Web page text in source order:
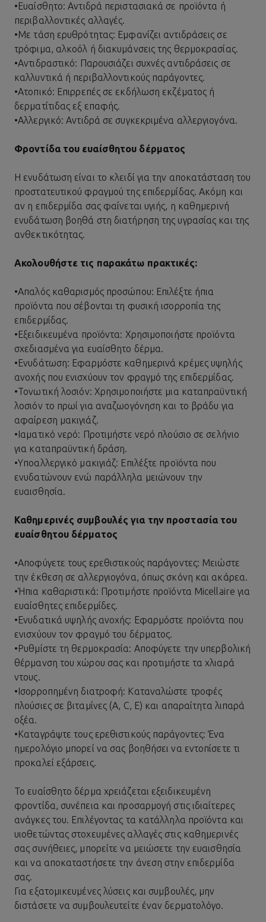
•Ευαίσθητο: Αντιδρά περιστασιακά σε προϊόντα ή
περιβαλλοντικές αλλαγές.
•Με τάση ερυθρότητας: Εμφανίζει αντιδράσεις σε
τρόφιμα, αλκοόλ ή διακυμάνσεις της θερμοκρασίας.
•Αντιδραστικό: Παρουσιάζει συχνές αντιδράσεις σε
καλλυντικά ή περιβαλλοντικούς παράγοντες.
•Ατοπικό: Επιρρεπές σε εκδήλωση εκζέματος ή
δερματίτιδας εξ επαφής.
•Αλλεργικό: Αντιδρά σε συγκεκριμένα αλλεργιογόνα.
Φροντίδα του ευαίσθητου δέρματος
Η ενυδάτωση είναι το κλειδί για την αποκατάσταση του
προστατευτικού φραγμού της επιδερμίδας. Ακόμη και
αν η επιδερμίδα σας φαίνεται υγιής, η καθημερινή
ενυδάτωση βοηθά στη διατήρηση της υγρασίας και της
ανθεκτικότητας.
Ακολουθήστε τις παρακάτω πρακτικές:
•Απαλός καθαρισμός προσώπου: Επιλέξτε ήπια
προϊόντα που σέβονται τη φυσική ισορροπία της
επιδερμίδας.
•Εξειδικευμένα προϊόντα: Χρησιμοποιήστε προϊόντα
σχεδιασμένα για ευαίσθητο δέρμα.
•Ενυδάτωση: Εφαρμόστε καθημερινά κρέμες υψηλής
ανοχής που ενισχύουν τον φραγμό της επιδερμίδας.
•Τονωτική λοσιόν: Χρησιμοποιήστε μια καταπραϋντική
λοσιόν το πρωί για αναζωογόνηση και το βράδυ για
αφαίρεση μακιγιάζ.
•Ιαματικό νερό: Προτιμήστε νερό πλούσιο σε σελήνιο
για καταπραϋντική δράση.
•Υποαλλεργικό μακιγιάζ: Επιλέξτε προϊόντα που
ενυδατώνουν ενώ παράλληλα μειώνουν την
ευαισθησία.
Καθημερινές συμβουλές για την προστασία του
ευαίσθητου δέρματος
•Αποφύγετε τους ερεθιστικούς παράγοντες: Μειώστε
την έκθεση σε αλλεργιογόνα, όπως σκόνη και ακάρεα.
•Ήπια καθαριστικά: Προτιμήστε προϊόντα Micellaire για
ευαίσθητες επιδερμίδες.
•Ενυδατικά υψηλής ανοχής: Εφαρμόστε προϊόντα που
ενισχύουν τον φραγμό του δέρματος.
•Ρυθμίστε τη θερμοκρασία: Αποφύγετε την υπερβολική
θέρμανση του χώρου σας και προτιμήστε τα χλιαρά
ντους.
•Ισορροπημένη διατροφή: Καταναλώστε τροφές
πλούσιες σε βιταμίνες (A, C, E) και απαραίτητα λιπαρά
οξέα.
•Καταγράψτε τους ερεθιστικούς παράγοντες: Ένα
ημερολόγιο μπορεί να σας βοηθήσει να εντοπίσετε τι
προκαλεί εξάρσεις.
Το ευαίσθητο δέρμα χρειάζεται εξειδικευμένη
φροντίδα, συνέπεια και προσαρμογή στις ιδιαίτερες
ανάγκες του. Επιλέγοντας τα κατάλληλα προϊόντα και
υιοθετώντας στοχευμένες αλλαγές στις καθημερινές
σας συνήθειες, μπορείτε να μειώσετε την ευαισθησία
και να αποκαταστήσετε την άνεση στην επιδερμίδα
σας.
Για εξατομικευμένες λύσεις και συμβουλές, μην
διστάσετε να συμβουλευτείτε έναν δερματολόγο.